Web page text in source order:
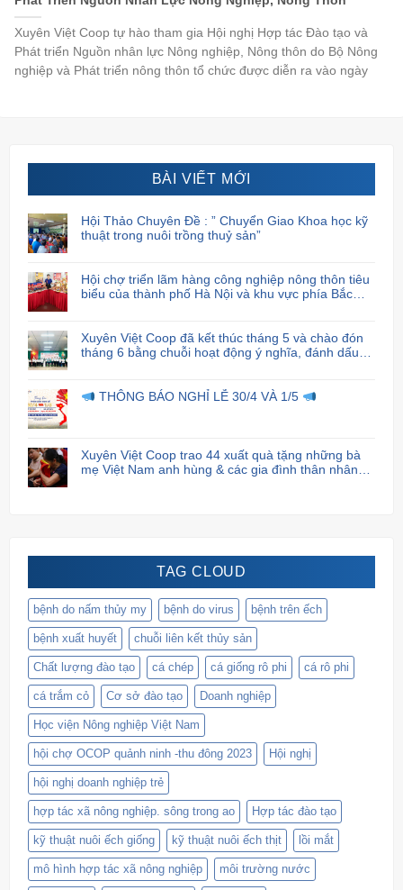
Xuyên Việt Coop tự hào tham gia Hội nghị Hợp tác Đào tạo và
Phát triển Nguồn nhân lực Nông nghiệp, Nông thôn do Bộ Nông
nghiệp và Phát triển nông thôn tổ chức được diễn ra vào ngày
BÀI VIẾT MỚI
Hội Thảo Chuyên Đề : ” Chuyển Giao Khoa học kỹ
thuật trong nuôi trồng thuỷ sản”
Hội chợ triển lãm hàng công nghiệp nông thôn tiêu
biểu của thành phố Hà Nội và khu vực phía Bắc
Xuyên Việt Coop đã kết thúc tháng 5 và chào đón
tháng 6 bằng chuỗi hoạt động ý nghĩa, đánh dấu
THÔNG BÁO NGHỈ LỄ 30/4 VÀ 1/5
Xuyên Việt Coop trao 44 xuất quà tặng những bà
mẹ Việt Nam anh hùng & các gia đình thân nhân
TAG CLOUD
bệnh do nấm thủy my bệnh do virus bệnh trên ếch
bệnh xuất huyết chuỗi liên kết thủy sản
Chất lượng đào tạo cá chép cá giống rô phi cá rô phi
cá trắm cỏ Cơ sở đào tạo Doanh nghiệp
Học viện Nông nghiệp Việt Nam
hội chợ OCOP quảnh ninh -thu đông 2023 Hội nghị
hội nghị doanh nghiệp trẻ
hợp tác xã nông nghiệp. sông trong ao Hợp tác đào tạo
kỹ thuật nuôi ếch giống kỹ thuật nuôi ếch thịt lồi mắt
mô hình hợp tác xã nông nghiệp môi trường nước